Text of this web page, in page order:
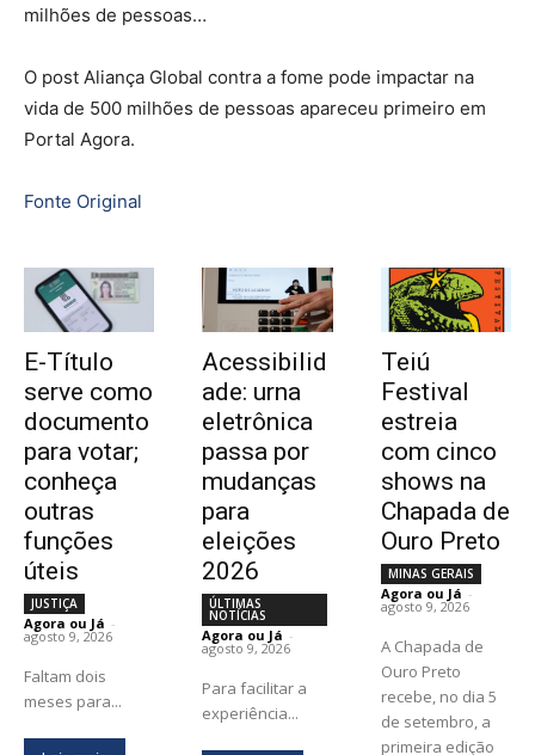
milhões de pessoas…
O post Aliança Global contra a fome pode impactar na
vida de 500 milhões de pessoas apareceu primeiro em
Portal Agora.
Fonte Original
E-Título
serve como
documento
para votar;
conheça
outras
funções
úteis
JUSTIÇA
Agora ou Já -
agosto 9, 2026
Faltam dois
meses para...
Acessibilid
ade: urna
eletrônica
passa por
mudanças
para
eleições
2026
ÚLTIMAS
NOTÍCIAS
Agora ou Já -
agosto 9, 2026
Para facilitar a
experiência...
Teiú
Festival
estreia
com cinco
shows na
Chapada de
Ouro Preto
MINAS GERAIS
Agora ou Já -
agosto 9, 2026
A Chapada de
Ouro Preto
recebe, no dia 5
de setembro, a
primeira edição